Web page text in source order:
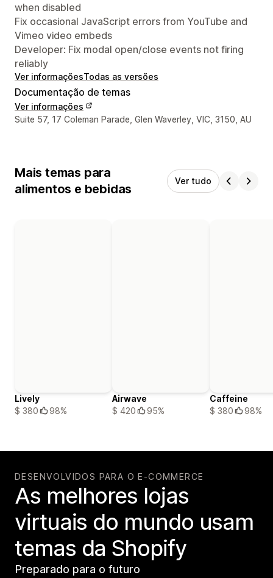
when disabled
Fix occasional JavaScript errors from YouTube and
Vimeo video embeds
Developer: Fix modal open/close events not firing
reliably
Ver informaçõesTodas as versões
Documentação de temas
Ver informações
Informações de contato do designer
Suite 57, 17 Coleman Parade, Glen Waverley, VIC, 3150, AU
Mais temas para
alimentos e bebidas
Ver tudo
Lively
$ 380
98%
Airwave
$ 420
95%
Caffeine
$ 380
98%
DESENVOLVIDOS PARA O E-COMMERCE
As melhores lojas
virtuais do mundo usam
temas da Shopify
Preparado para o futuro